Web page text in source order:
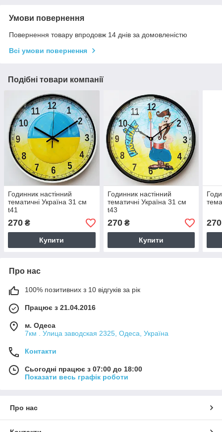
Умови повернення
Повернення товару впродовж 14 днів за домовленістю
Всі умови повернення
Подібні товари компанії
Годинник настінний
тематичні Україна 31 см
t41
270 ₴
Купити
Годинник настінний
тематичні Україна 31 см
t43
270₴
Купити
270
Про нас
100% позитивних з 10 відгуків за рік
Працює з 21.04.2016
м. Одеса
7км . Улица заводская 2325, Одеса, Україна
Контакти
Сьогодні працює з 07:00 до 18:00
Показати весь графік роботи
Про нас